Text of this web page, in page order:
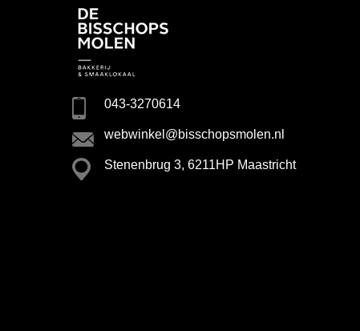
043-3270614
webwinkel@bisschopsmolen.nl
Stenenbrug 3, 6211HP Maastricht